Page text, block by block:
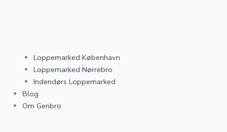
Loppemarked København
Loppemarked Nørrebro
Indendørs Loppemarked
Blog
Om Genbro